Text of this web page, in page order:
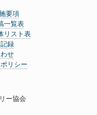
要項
一覧表
リスト表
録
せ
リシー
ー協会